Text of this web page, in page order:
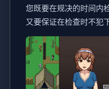
您既要在规决的时间内
又要保证在检查时不犯